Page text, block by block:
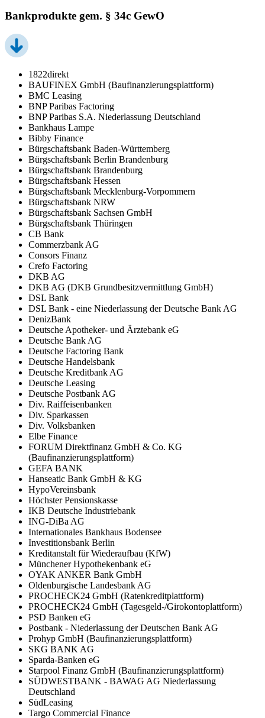
Bankprodukte gem. § 34c GewO
1822direkt
BAUFINEX GmbH (Baufinanzierungsplattform)
BMC Leasing
BNP Paribas Factoring
BNP Paribas S.A. Niederlassung Deutschland
Bankhaus Lampe
Bibby Finance
Bürgschaftsbank Baden-Württemberg
Bürgschaftsbank Berlin Brandenburg
Bürgschaftsbank Brandenburg
Bürgschaftsbank Hessen
Bürgschaftsbank Mecklenburg-Vorpommern
Bürgschaftsbank NRW
Bürgschaftsbank Sachsen GmbH
Bürgschaftsbank Thüringen
CB Bank
Commerzbank AG
Consors Finanz
Crefo Factoring
DKB AG
DKB AG (DKB Grundbesitzvermittlung GmbH)
DSL Bank
DSL Bank - eine Niederlassung der Deutsche Bank AG
DenizBank
Deutsche Apotheker- und Ärztebank eG
Deutsche Bank AG
Deutsche Factoring Bank
Deutsche Handelsbank
Deutsche Kreditbank AG
Deutsche Leasing
Deutsche Postbank AG
Div. Raiffeisenbanken
Div. Sparkassen
Div. Volksbanken
Elbe Finance
FORUM Direktfinanz GmbH & Co. KG
(Baufinanzierungsplattform)
GEFA BANK
Hanseatic Bank GmbH & KG
HypoVereinsbank
Höchster Pensionskasse
IKB Deutsche Industriebank
ING-DiBa AG
Internationales Bankhaus Bodensee
Investitionsbank Berlin
Kreditanstalt für Wiederaufbau (KfW)
Münchener Hypothekenbank eG
OYAK ANKER Bank GmbH
Oldenburgische Landesbank AG
PROCHECK24 GmbH (Ratenkreditplattform)
PROCHECK24 GmbH (Tagesgeld-/Girokontoplattform)
PSD Banken eG
Postbank - Niederlassung der Deutschen Bank AG
Prohyp GmbH (Baufinanzierungsplattform)
SKG BANK AG
Sparda-Banken eG
Starpool Finanz GmbH (Baufinanzierungsplattform)
SÜDWESTBANK - BAWAG AG Niederlassung
Deutschland
SüdLeasing
Targo Commercial Finance